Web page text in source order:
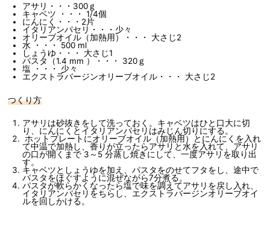
アサリ・・・300ｇ
キャベツ ・・・ 1/4個
にんにく・・・2片
イタリアンパセリ・・・少々
オリーブオイル（加熱用）・・・ 大さじ2
水 ・・・ 500 ml
しょうゆ・・・ 大さじ1
パスタ（1.4 mm ）・・・ 320ｇ
塩 ・・・ 少々
エクストラバージンオリーブオイル・・・ 大さじ2
つくり方
アサリは砂抜きをして洗っておく。キャベツはひと口大に切
り、にんにくとイタリアンパセリはみじん切りにする。
ホットプレートにオリーブオイル（加熱用）とにんにくを入れ
て中温で加熱し、香りが立ったらアサリと水を入れて、アサリ
の口が開くまで 3～5 分蒸し焼きにして、一度アサリを取り出
す。
キャベツとしょうゆを加え、パスタをのせてフタをし、途中で
パスタをほぐすように混ぜながら7分煮る。
パスタが軟らかくなったら塩で味を調えてアサリを戻し入れ、
イタリアンパセリをちらし、エクストラバージンオリーブオイ
ルを回しかける。